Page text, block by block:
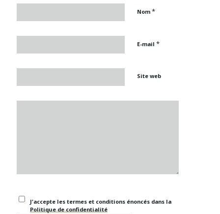
Nom *
E-mail *
Site web
J'accepte les termes et conditions énoncés dans la
Politique de confidentialité